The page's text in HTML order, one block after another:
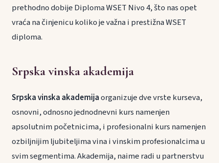
prethodno dobije Diploma WSET Nivo 4, što nas opet
vraća na činjenicu koliko je važna i prestižna WSET
diploma.
Srpska vinska akademija
Srpska vinska akademijaorganizuje dve vrste kurseva,
osnovni, odnosno jednodnevni kurs namenjen
apsolutnim početnicima, i profesionalni kurs namenjen
ozbiljnijim ljubiteljima vina i vinskim profesionalcima u
svim segmentima. Akademija, naime radi u partnerstvu